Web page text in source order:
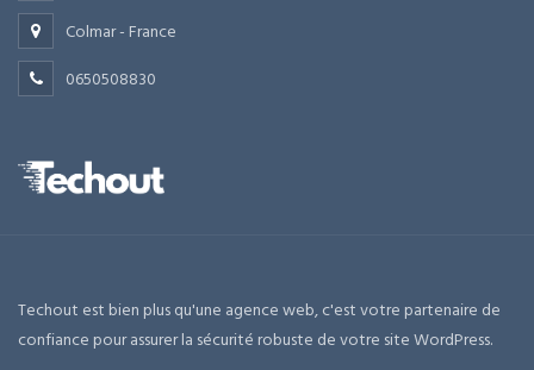
Colmar - France
0650508830
Techout est bien plus qu'une agence web, c'est votre partenaire de
confiance pour assurer la sécurité robuste de votre site WordPress.